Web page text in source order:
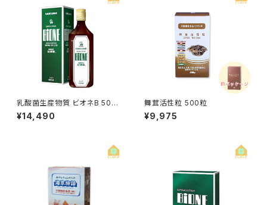
乳酸菌生産物質 ビオネB 500
ml
¥14,490
舞茸活性粒 500粒
¥9,975